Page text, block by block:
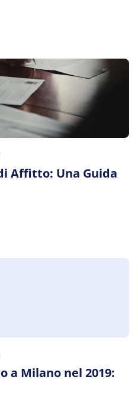
Affitto: Una Guida
a Milano nel 2019: